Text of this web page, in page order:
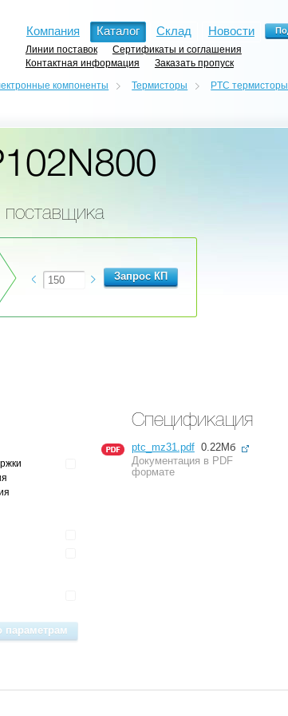
Компания Каталог Склад Новости
Линии поставок
Сертификаты и соглашения
Контактная информация
Заказать пропуск
компоненты Термисторы PTC термисторы
поставщика
Спецификация
ptc_mz31.pdf 0.22Мб
Документация в PDF
формате